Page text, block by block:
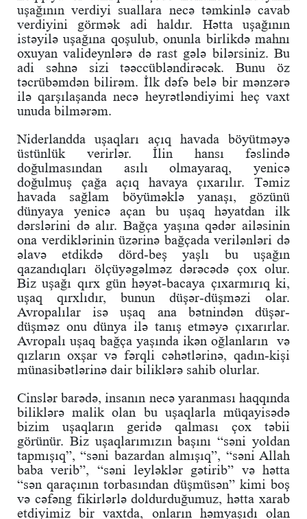
uşağının verdiyi suallara necə təmkinlə cavab
verdiyini görmək adi haldır. Hətta uşağının
istəyilə uşağına qoşulub, onunla birlikdə mahnı
oxuyan valideynlərə də rast gələ bilərsiniz. Bu
adi səhnə sizi təəccübləndirəcək. Bunu öz
təcrübəmdən bilirəm. İlk dəfə belə bir mənzərə
ilə qarşılaşanda necə heyrətləndiyimi heç vaxt
unuda bilmərəm.
Niderlandda uşaqları açıq havada böyütməyə
üstünlük verirlər. İlin hansı fəslində
doğulmasından asılı olmayaraq, yenicə
doğulmuş çağa açıq havaya çıxarılır. Təmiz
havada sağlam böyüməklə yanaşı, gözünü
dünyaya yenicə açan bu uşaq həyatdan ilk
dərslərini də alır. Bağça yaşına qədər ailəsinin
ona verdiklərinin üzərinə bağçada verilənləri də
əlavə etdikdə dörd-beş yaşlı bu uşağın
qazandıqları ölçüyəgəlməz dərəcədə çox olur.
Biz uşağı qırx gün həyət-bacaya çıxarmırıq ki,
uşaq qırxlıdır, bunun düşər-düşməzi olar.
Avropalılar isə uşaq ana bətnindən düşər-
düşməz onu dünya ilə tanış etməyə çıxarırlar.
Avropalı uşaq bağça yaşında ikən oğlanların və
qızların oxşar və fərqli cəhətlərinə, qadın-kişi
münasibətlərinə dair biliklərə sahib olurlar.
Cinslər barədə, insanın necə yaranması haqqında
biliklərə malik olan bu uşaqlarla müqayisədə
bizim uşaqların geridə qalması çox təbii
görünür. Biz uşaqlarımızın başını “səni yoldan
tapmışıq”, “səni bazardan almışıq”, “səni Allah
baba verib”, “səni leyləklər gətirib” və hətta
“sən qaraçının torbasından düşmüsən” kimi boş
və cəfəng fikirlərlə doldurduğumuz, hətta xarab
etdiyimiz bir vaxtda, onların həmyaşıdı olan